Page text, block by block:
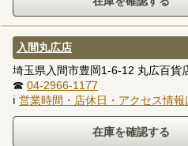
入間丸広店
埼玉県入間市豊岡1-6-12 丸広百貨
☎ 04-2966-1177
ℹ 営業時間・店休日・アクセス情報